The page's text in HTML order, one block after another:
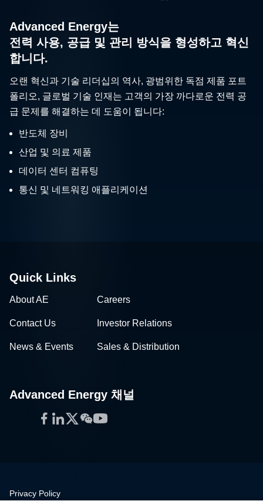
Advanced Energy는
전력 사용, 공급 및 관리 방식을 형성하고 혁신
합니다.
오랜 혁신과 기술 리더십의 역사, 광범위한 독점 제품 포트
폴리오, 글로벌 기술 인재는 고객의 가장 까다로운 전력 공
급 문제를 해결하는 데 도움이 됩니다:
반도체 장비
산업 및 의료 제품
데이터 센터 컴퓨팅
통신 및 네트워킹 애플리케이션
Quick Links
About AE Careers
Contact Us Investor Relations
News & Events Sales & Distribution
Advanced Energy 채널
Facebook
LinkedIn
Twitter
WeChat
YouTube
Privacy Policy